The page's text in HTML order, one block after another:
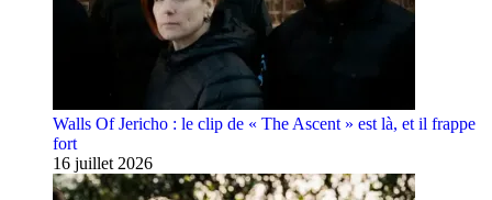
Walls Of Jericho : le clip de « The Ascent » est là, et il frappe
fort
16 juillet 2026